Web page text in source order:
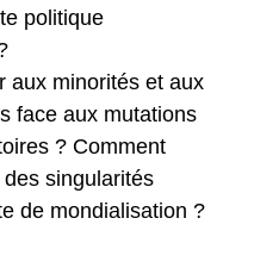
politique
aux minorités et aux
face aux mutations
? Comment
singularités
de mondialisation ?